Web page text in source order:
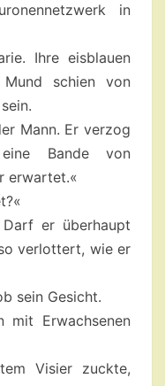
in
Ihre eisblauen
schien von
Mann. Er verzog
Bande von
erwartet.«
er überhaupt
verlottert, wie er
sein Gesicht.
mit Erwachsenen
Visier zuckte,